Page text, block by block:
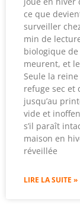
ce que
surveiller
min de
biologique
meurent, et
Seule la
refuge sec et
jusqu’au
vide et
s’il paraît
maison en
réveillée
LIRE LA SUITE »